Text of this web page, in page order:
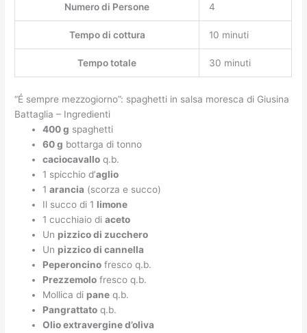
Numero di Persone 4
Tempo di cottura 10 minuti
Tempo totale 30 minuti
“É sempre mezzogiorno”: spaghetti in salsa moresca di Giusina
Battaglia – Ingredienti
400 g spaghetti
60 g bottarga di tonno
caciocavallo q.b.
1 spicchio d’aglio
1arancia (scorza e succo)
Il succo di 1 limone
1 cucchiaio diaceto
Un pizzico di zucchero
Un pizzico di cannella
Peperoncino fresco q.b.
Prezzemolo fresco q.b.
Mollica di pane q.b.
Pangrattato q.b.
Olio extravergine d’oliva